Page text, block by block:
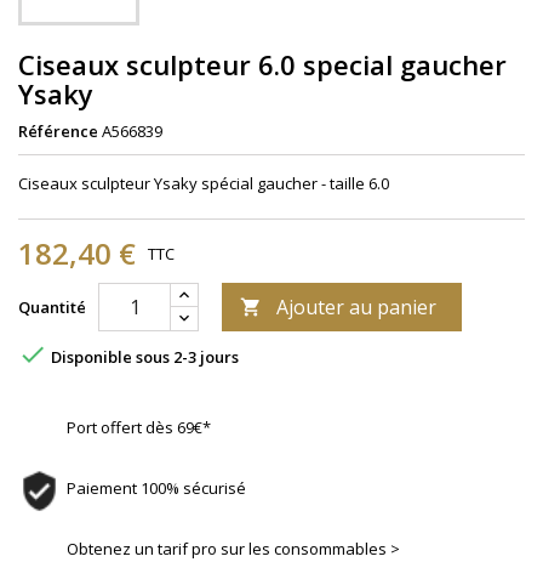
Ciseaux sculpteur 6.0 special gaucher
Ysaky
Référence A566839
Ciseaux sculpteur Ysaky spécial gaucher - taille 6.0
182,40 € TTC
Quantité  Ajouter au panier
 Disponible sous 2-3 jours
Port offert dès 69€*
Paiement 100% sécurisé
Obtenez un tarif pro sur les consommables >